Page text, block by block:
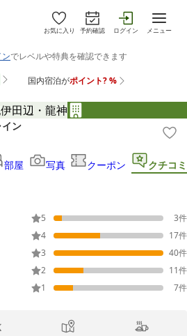
お気に入り 予約確認 ログイン メニュー
田辺・龍神
ン
部屋 写真 クーポン クチコミ
5 3件
4
17件
3
40件
2
11件
1
7件